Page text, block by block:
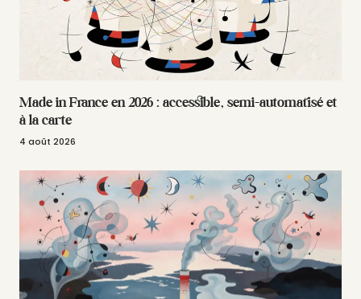
Made in France en 2026 : accessible, semi-automatisé et
à la carte
4 août 2026